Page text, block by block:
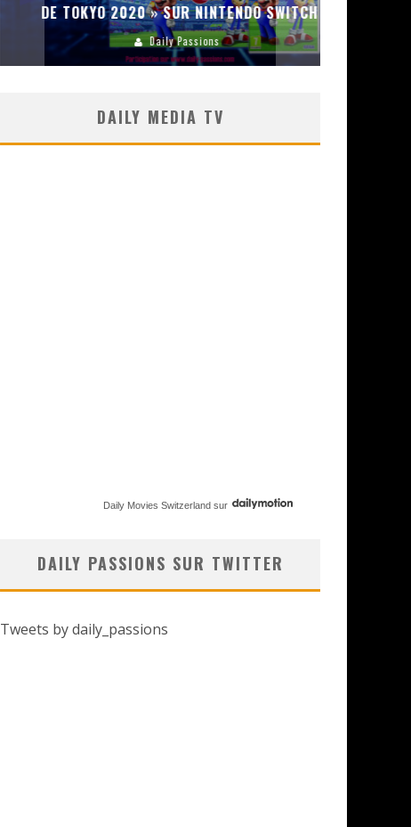
DE TOKYO 2020 » SUR NINTENDO SWITCH
Daily Passions
DAILY MEDIA TV
Daily Movies Switzerland sur
DAILY PASSIONS SUR TWITTER
Tweets by daily_passions